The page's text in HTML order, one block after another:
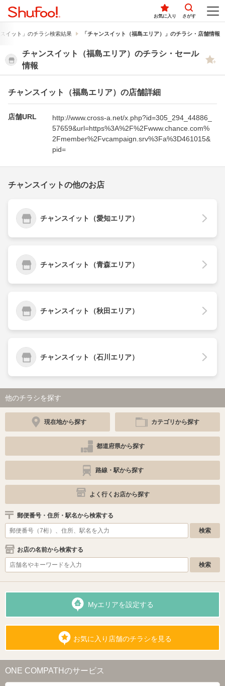
お気に入り さがす
イット」のチラシ検索結果 「チャンスイット（福島エリア）」のチラシ・店舗情報
チャンスイット（福島エリア）のチラシ・セール
情報
チャンスイット（福島エリア）の店舗詳細
店舗URL
http://www.cross-a.net/x.php?id=305_294_44886_
57659&url=https%3A%2F%2Fwww.chance.com%
2Fmember%2Fvcampaign.srv%3Fa%3D461015&
pid=
チャンスイットの他のお店
チャンスイット（愛知エリア）
チャンスイット（青森エリア）
チャンスイット（秋田エリア）
チャンスイット（石川エリア）
他のチラシを探す
現在地から探す カテゴリから探す
都道府県から探す
路線・駅から探す
よく行くお店から探す
郵便番号・住所・駅名から検索する
お店の名前から検索する
Myエリアを設定する
お気に入り店舗のチラシを見る
ONE COMPATHのサービス